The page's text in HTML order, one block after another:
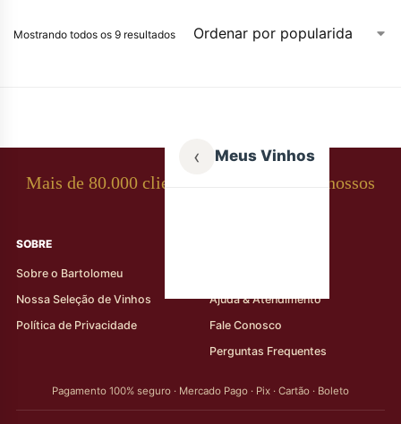
Mostrando todos os 9 resultados
‹ Meus Vinhos
Mais de 80.000 clientes apaixonados por nossos
SOBRE
Sobre o Bartolomeu
Nossa Seleção de Vinhos
Política de Privacidade
Ajuda & Atendimento
Fale Conosco
Perguntas Frequentes
Pagamento 100% seguro · Mercado Pago · Pix · Cartão · Boleto